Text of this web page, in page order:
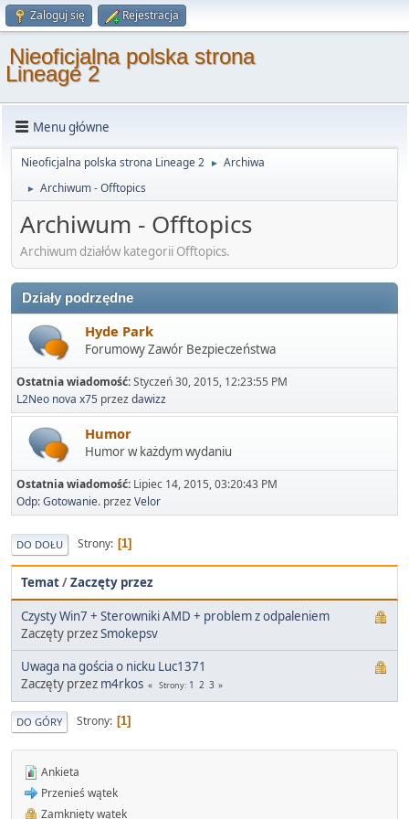
Zaloguj się Rejestracja
Nieoficjalna polska strona
Lineage 2
Menu główne
Nieoficjalna polska strona Lineage 2 ► Archiwa
► Archiwum - Offtopics
Archiwum - Offtopics
Archiwum działów kategorii Offtopics.
Działy podrzędne
Hyde Park
Forumowy Zawór Bezpieczeństwa
Ostatnia wiadomość:Styczeń 30, 2015, 12:23:55 PM
L2Neo nova x75 przezdawizz
Humor
Humor w każdym wydaniu
Ostatnia wiadomość: Lipiec 14, 2015, 03:20:43 PM
Odp: Gotowanie. przezVelor
DO DOŁU Strony 1
Temat/Zaczęty przez
Czysty Win7 + Sterowniki AMD + problem z odpaleniem
Zaczęty przezSmokepsv
Uwaga na gościa o nicku Luc1371
Zaczęty przez m4rkos Strony 1 2 3
DO GÓRY Strony 1
Ankieta
Przenieś wątek
Zamknięty wątek